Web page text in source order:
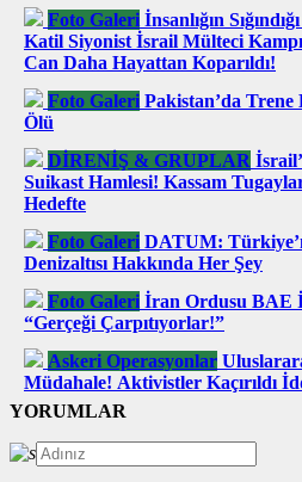
Foto Galeri İnsanlığın
Katil Siyonist İsrail Mülteci
Can Daha Hayattan Koparıldı!
Foto Galeri Pakistan’da Trene
Ölü
DİRENİŞ & GRUPLAR
Suikast Hamlesi! Kassam
Hedefte
Foto Galeri DATUM:
Denizaltısı Hakkında Her Şey
Foto Galeri İran Ordusu BAE
“Gerçeği Çarpıtıyorlar!”
Askeri Operasyonlar
Müdahale! Aktivistler Kaçırıldı
YORUMLAR